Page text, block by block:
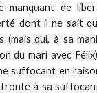
manquant de
dont il ne sait
(mais qui, à sa
du mari avec
suffocant en
à sa